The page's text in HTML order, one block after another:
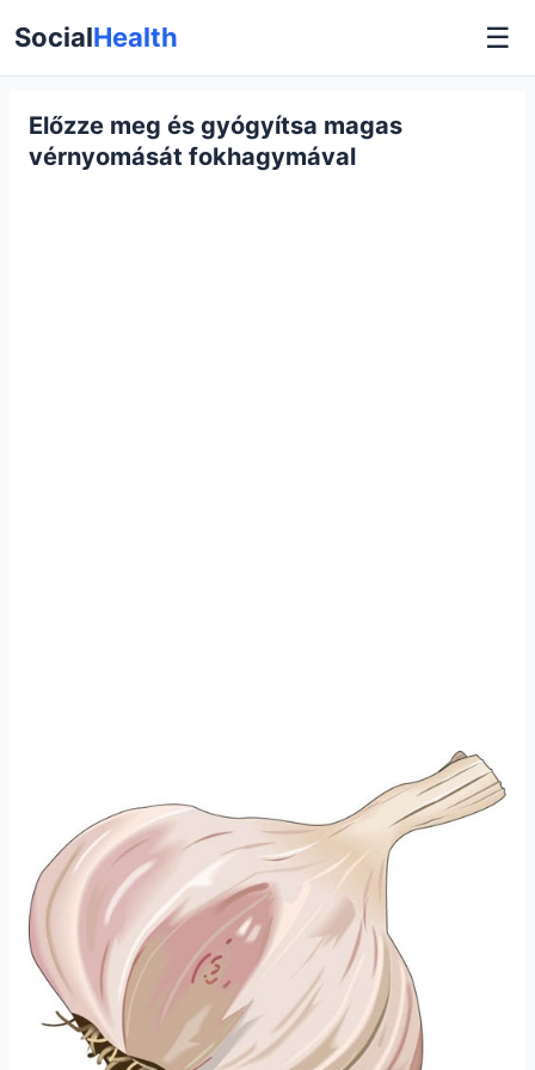
SocialHealth ☰
Előzze meg és gyógyítsa magas
vérnyomását fokhagymával